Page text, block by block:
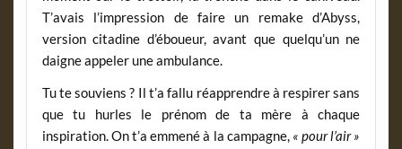
T’avais l’impression de faire un remake d’Abyss,
version citadine d’éboueur, avant que quelqu’un ne
daigne appeler une ambulance.
Tu te souviens ? Il t’a fallu réapprendre à respirer sans
que tu hurles le prénom de ta mère à chaque
inspiration. On t’a emmené à la campagne, « pour l’air »